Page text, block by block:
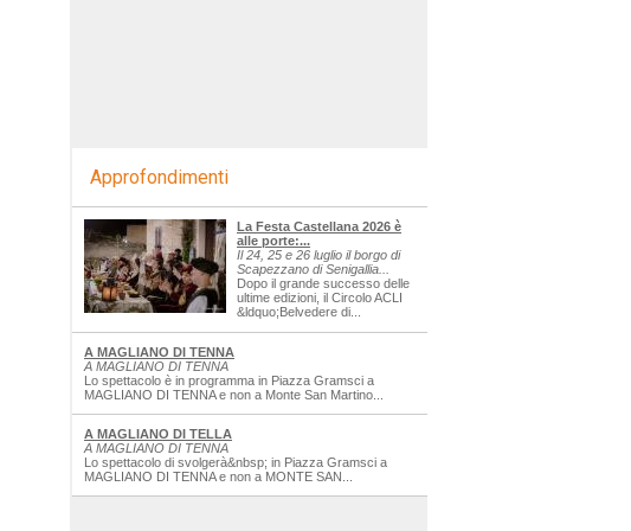
Approfondimenti
La Festa Castellana 2026 è
alle porte:...
Il 24, 25 e 26 luglio il borgo di
Scapezzano di Senigallia...
Dopo il grande successo delle
ultime edizioni, il Circolo ACLI
&ldquo;Belvedere di...
A MAGLIANO DI TENNA
A MAGLIANO DI TENNA
Lo spettacolo è in programma in Piazza Gramsci a
MAGLIANO DI TENNA e non a Monte San Martino...
A MAGLIANO DI TELLA
A MAGLIANO DI TENNA
Lo spettacolo di svolgerà&nbsp; in Piazza Gramsci a
MAGLIANO DI TENNA e non a MONTE SAN...